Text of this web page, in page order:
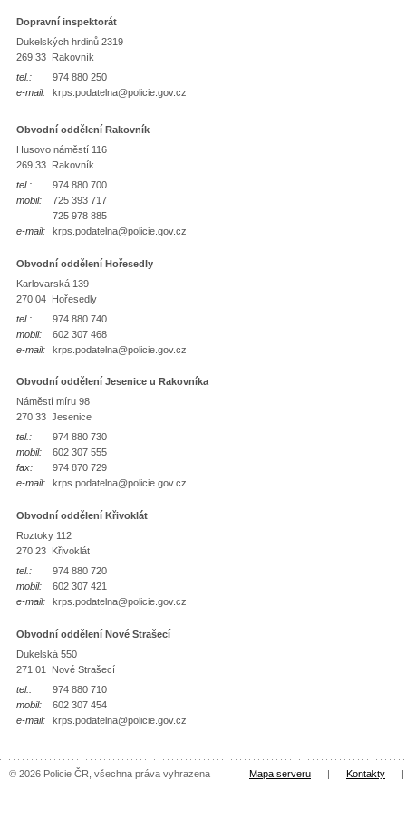
Dopravní inspektorát
Dukelských hrdinů 2319
269 33 Rakovník
tel.:
974 880 250
e-mail:
krps.podatelna@policie.gov.cz
Obvodní oddělení Rakovník
Husovo náměstí 116
269 33 Rakovník
tel.:
974 880 700
mobil:
725 393 717
725 978 885
e-mail:
krps.podatelna@policie.gov.cz
Obvodní oddělení Hořesedly
Karlovarská 139
270 04 Hořesedly
tel.:
974 880 740
mobil:
602 307 468
e-mail:
krps.podatelna@policie.gov.cz
Obvodní oddělení Jesenice u Rakovníka
Náměstí míru 98
270 33 Jesenice
tel.:
974 880 730
mobil:
602 307 555
fax:
974 870 729
e-mail:
krps.podatelna@policie.gov.cz
Obvodní oddělení Křivoklát
Roztoky 112
270 23 Křivoklát
tel.:
974 880 720
mobil:
602 307 421
e-mail:
krps.podatelna@policie.gov.cz
Obvodní oddělení Nové Strašecí
Dukelská 550
271 01 Nové Strašecí
tel.:
974 880 710
mobil:
602 307 454
e-mail:
krps.podatelna@policie.gov.cz
© 2026 Policie ČR, všechna práva vyhrazena Mapa serveru | Kontakty |